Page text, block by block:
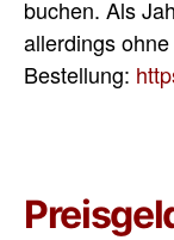
buchen. Als
allerdings
Bestellung: